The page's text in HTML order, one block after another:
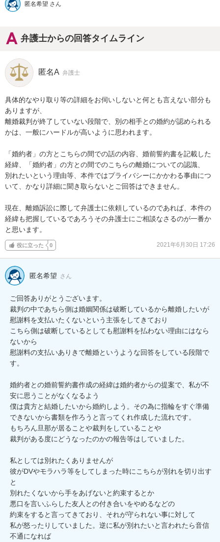
匿名希望 さん
弁護士からの回答タイムライン
匿名A 弁護士
具体的なやり取り等の詳細をお伺いしないと何とも言えない部分も
ありますが、
離婚裁判が終了していない段階で、別の相手との婚約が認められる
かは、一般にハードルが高いように思われます。
「婚約者」の方とこちらの間での話の内容、婚前誓約書を記載した
経緯、「婚約者」の方との間でのこちらの離婚についての認識、
別れたいという理由等、本件ではプライバシーにかかわる事由につ
いて、かなり詳細に聞き取らないとご回答はできません。
現在、離婚訴訟に際して弁護士に依頼しているのであれば、本件の
経緯も把握しているであろうその弁護士にご相談なさるのが一番か
と思います。
役に立った 0 2021年6月30日 17:26
匿名希望 さん
ご回答ありがとうございます。
裁判の中であちら側は婚姻関係は破断しているから離婚したいが
慰謝料を支払いたくないという主張をしてきており
こちら側は破断しているとしても慰謝料を払わない理由にはなら
ないから
慰謝料の支払いありきで離婚というような回答をしている段階で
す。
婚約者との婚前誓約書作成の経緯は婚約者からの提案で、私が不
安に思うことがなくなるよう
僕は貴方と結婚したいから婚約しよう。その為に指輪をすぐ準備
できないから書類を作ろうと言ってくれ作成した流れです。
もちろん旦那が居ることや裁判をしていることや
裁判がある度にどうなったのかの報告等はしていました。
私としては別れたくありませんが
彼がDVやモラハラ等をしてしまった時にこちらが別れを切り出す
と
別れたくないから手をあげないと約束するとか
悪口を言いふらした友人との付き合いをやめるなどの
約束をすると言ってきており、それが守られない事に対して
私が怒ったりしていました。逆に私が別れたいと言われたら音信
不通になれば